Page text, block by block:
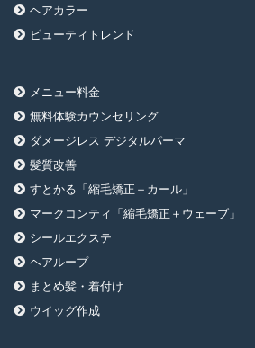
ヘアカラー
ビューティトレンド
メニュー料金
無料体験カウンセリング
ダメージレス デジタルパーマ
髪質改善
すとかる「縮毛矯正＋カール」
マークコンティ「縮毛矯正＋ウェーブ」
シールエクステ
ヘアループ
まとめ髪・着付け
ウイッグ作成